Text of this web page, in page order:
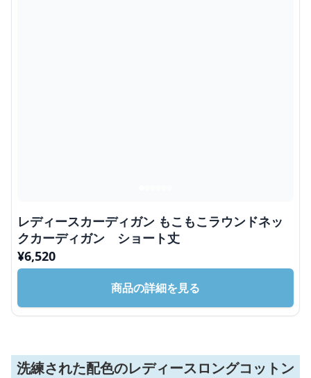
レディースカーディガン もこもこラウンドネッ
クカーディガン ショート丈
¥6,520
商品の詳細を見る
洗練された配色のレディースロングコットン